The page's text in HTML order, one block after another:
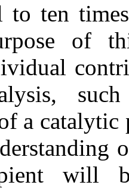
to ten
of
a
will